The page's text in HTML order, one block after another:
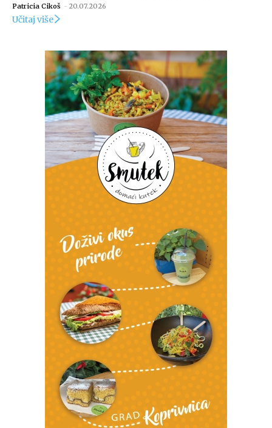
Izvor: Grad Koprivnica
Izvor: Grad Koprivnica
Patricia Cikoš - 20.07.2026
Učitaj više